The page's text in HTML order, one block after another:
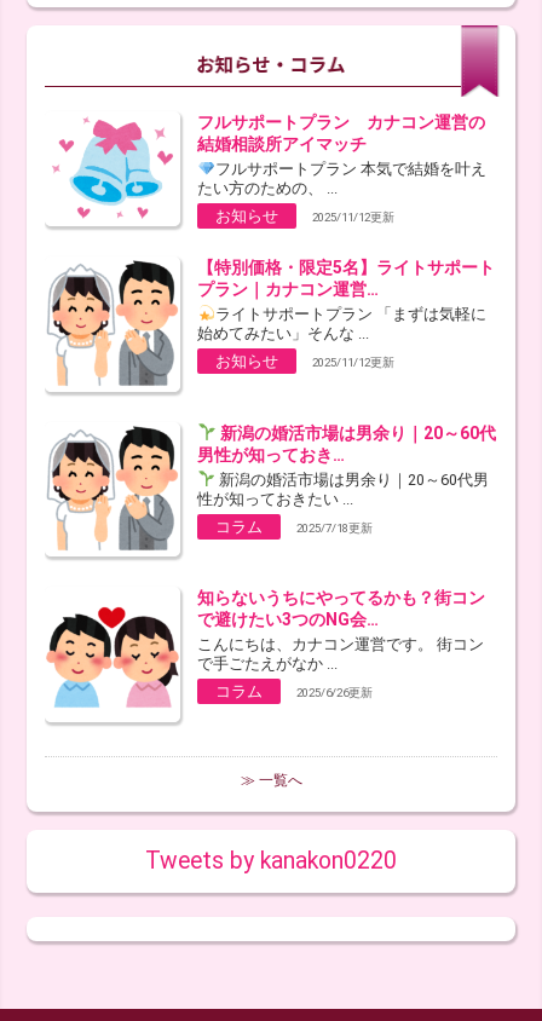
フルサポートプラン カナコン運営の
結婚相談所アイマッチ
フルサポートプラン 本気で結婚を叶え
たい方のための、 ...
お知らせ
2025/11/12更新
【特別価格・限定5名】ライトサポート
プラン｜カナコン運営…
ライトサポートプラン 「まずは気軽に
始めてみたい」そんな ...
お知らせ
2025/11/12更新
新潟の婚活市場は男余り｜20～60代
男性が知っておき…
新潟の婚活市場は男余り｜20～60代男
性が知っておきたい ...
コラム
2025/7/18更新
知らないうちにやってるかも？街コン
で避けたい3つのNG会…
こんにちは、カナコン運営です。 街コン
で手ごたえがなか ...
コラム
2025/6/26更新
≫ 一覧へ
Tweets by kanakon0220